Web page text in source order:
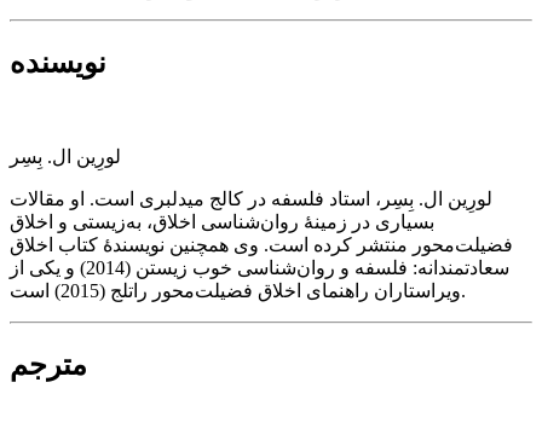
نویسنده
لورِین ال. بِسِر
لورِین ال. بِسِر، استاد فلسفه در کالج میدلبری است. او مقالات
بسیاری در زمینۀ روان‌شناسی اخلاق، به‌زیستی و اخلاق
فضیلت‌محور منتشر کرده است. وی همچنین نویسندۀ کتاب اخلاق
سعادتمندانه: فلسفه و روان‌شناسی خوب زیستن (2014) و یکی از
ویراستاران راهنمای اخلاق فضیلت‌محور راتلج (2015) است.
مترجم